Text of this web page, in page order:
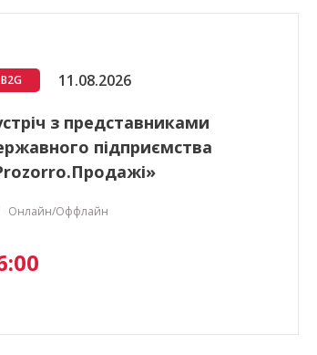
B2G 11.08.2026
з представниками
підприємства
Онлайн/Оффлайн